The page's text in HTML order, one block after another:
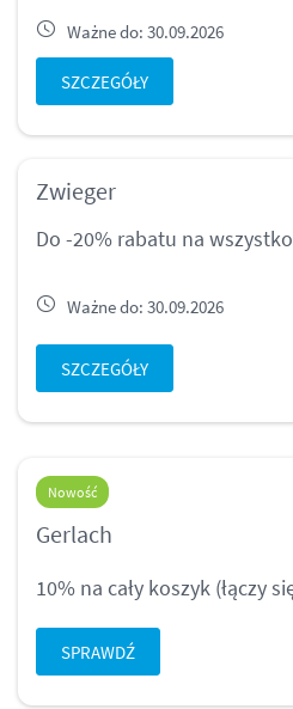
Ważne do: 30.09.2026
SZCZEGÓŁY
Zwieger
Do -20% rabatu na wszystko
Ważne do: 30.09.2026
SZCZEGÓŁY
Nowość
Gerlach
10% na cały koszyk (łączy
SPRAWDŹ